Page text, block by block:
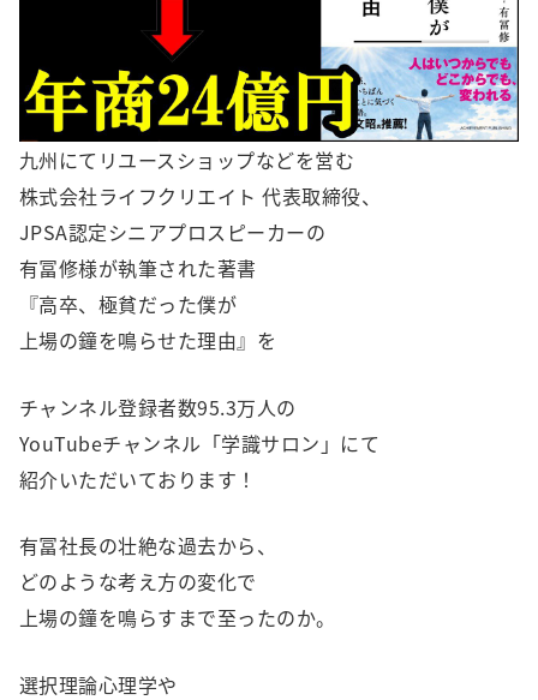
九州にてリユースショップなどを営む
株式会社ライフクリエイト 代表取締役、
JPSA認定シニアプロスピーカーの
有冨修様が執筆された著書
『高卒、極貧だった僕が
上場の鐘を鳴らせた理由』を
チャンネル登録者数95.3万人の
YouTubeチャンネル「学識サロン」にて
紹介いただいております！
有冨社長の壮絶な過去から、
どのような考え方の変化で
上場の鐘を鳴らすまで至ったのか。
選択理論心理学や